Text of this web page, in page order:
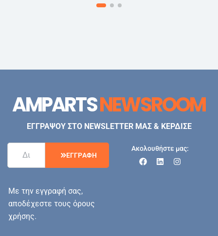
AMPARTSNEWSROOM
ΕΓΓΡΑΨΟΥ ΣΤΟ NEWSLETTER ΜΑΣ & ΚΕΡΔΙΣΕ
ΕΓΓΡΑΦΗ
Με την εγγραφή σας,
αποδέχεστε τους όρους
χρήσης.
Ακολουθήστε μας: